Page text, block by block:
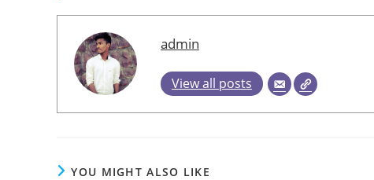
admin
View all posts
YOU MIGHT ALSO LIKE